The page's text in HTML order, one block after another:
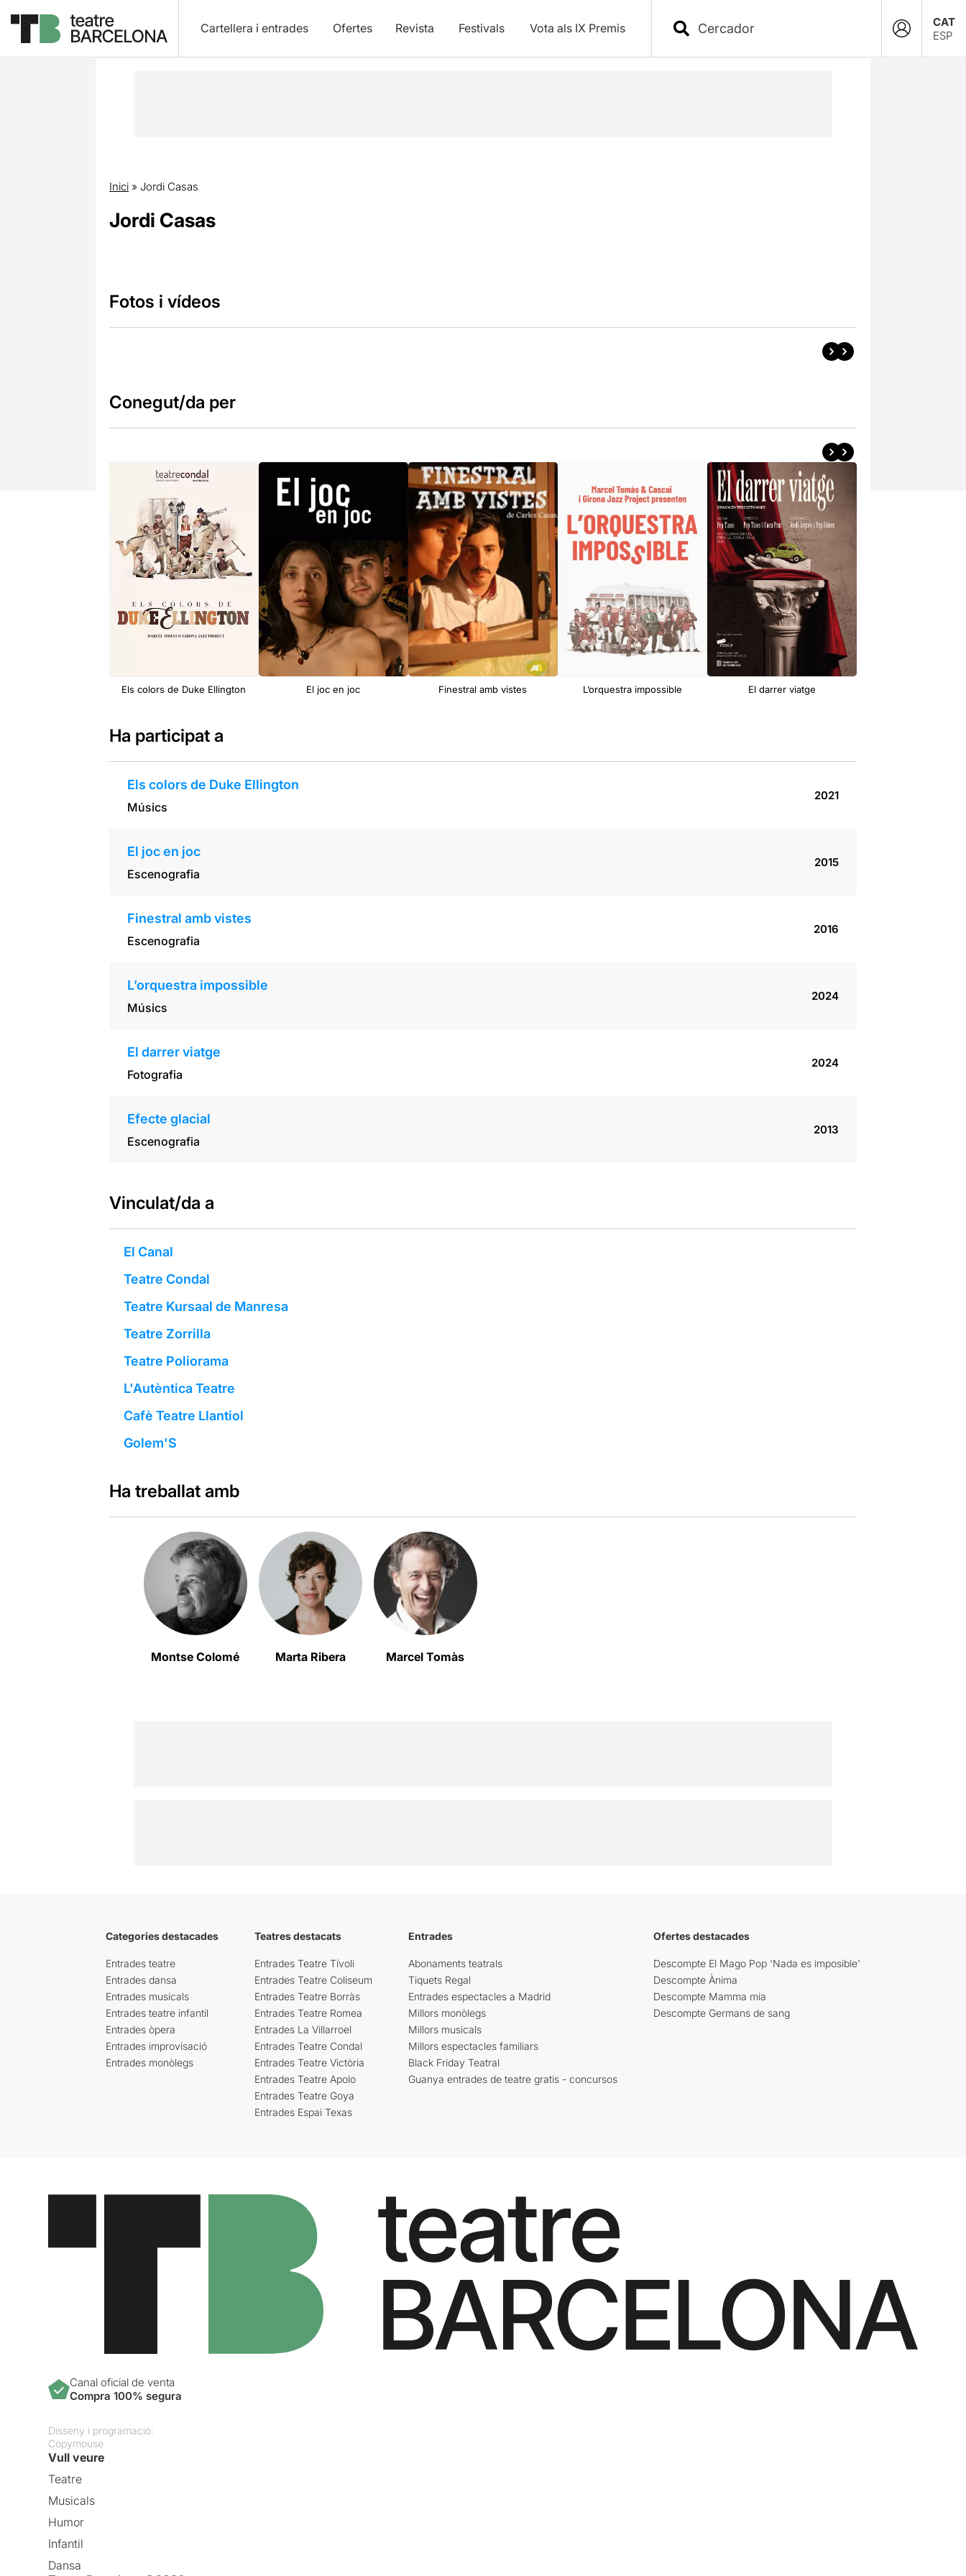
Cartellera i entrades Ofertes Revista Festivals Vota als IX Premis
CAT
ESP
Inici» Jordi Casas
Jordi Casas
Fotos i vídeos
Conegut/da per
Els colors de Duke Ellington El joc en joc Finestral amb vistes L’orquestra impossible El darrer viatge
Ha participat a
Els colors de Duke Ellington
Músics
2021
El joc en joc
Escenografia
2015
Finestral amb vistes
Escenografia
2016
L’orquestra impossible
Músics
2024
El darrer viatge
Fotografia
2024
Efecte glacial
Escenografia
2013
Vinculat/da a
El Canal
Teatre Condal
Teatre Kursaal de Manresa
Teatre Zorrilla
Teatre Poliorama
L'Autèntica Teatre
Cafè Teatre Llantiol
Golem'S
Ha treballat amb
Montse Colomé Marta Ribera Marcel Tomàs
Categories destacades
Entrades teatre
Entrades dansa
Entrades musicals
Entrades teatre infantil
Entrades òpera
Entrades improvisació
Entrades monòlegs
Teatres destacats
Entrades Teatre Tívoli
Entrades Teatre Coliseum
Entrades Teatre Borràs
Entrades Teatre Romea
Entrades La Villarroel
Entrades Teatre Condal
Entrades Teatre Victòria
Entrades Teatre Apolo
Entrades Teatre Goya
Entrades Espai Texas
Entrades
Abonaments teatrals
Tiquets Regal
Entrades espectacles a Madrid
Millors monòlegs
Millors musicals
Millors espectacles familiars
Black Friday Teatral
Guanya entrades de teatre gratis - concursos
Ofertes destacades
Descompte El Mago Pop 'Nada es imposible'
Descompte Ànima
Descompte Mamma mia
Descompte Germans de sang
Canal oficial de venta
Compra 100% segura
Disseny i programació:
Copymouse
Vull veure
Teatre
Musicals
Humor
Infantil
Dansa